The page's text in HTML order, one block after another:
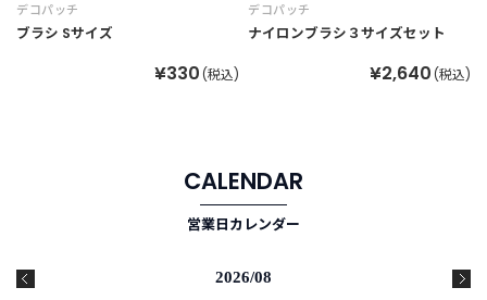
デコパッチ
ブラシ Sサイズ
¥330 (税込)
デコパッチ
ナイロンブラシ３サイズセット
¥2,640 (税込)
CALENDAR
営業日カレンダー
2026/08